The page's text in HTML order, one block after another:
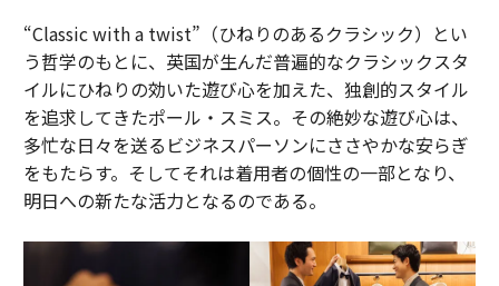
“Classic with a twist”（ひねりのあるクラシック）とい
う哲学のもとに、英国が生んだ普遍的なクラシックスタ
イルにひねりの効いた遊び心を加えた、独創的スタイル
を追求してきたポール・スミス。その絶妙な遊び心は、
多忙な日々を送るビジネスパーソンにささやかな安らぎ
をもたらす。そしてそれは着用者の個性の一部となり、
明日への新たな活力となるのである。